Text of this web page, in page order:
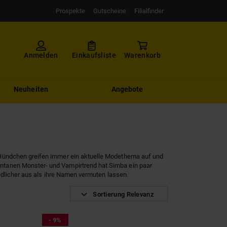
Prospekte Gutscheine Filialfinder
Anmelden Einkaufsliste Warenkorb
Neuheiten Angebote
greifen immer ein aktuelle Modethema auf und
Monster- und Vampirtrend hat Simba ein paar
aus als ihre Namen vermuten lassen.
Sortierung Relevanz
- 9%